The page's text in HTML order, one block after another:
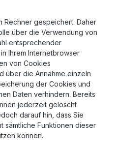
Rechner gespeichert. Daher
über die Verwendung von
entsprechender
Ihrem Internetbrowser
von Cookies
über die Annahme einzeln
der Cookies und
Daten verhindern. Bereits
jederzeit gelöscht
darauf hin, dass Sie
sämtliche Funktionen dieser
können.